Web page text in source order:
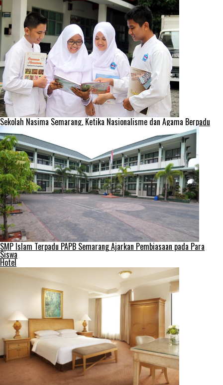
Sekolah Nasima Semarang, Ketika Nasionalisme dan Agama Berpadu
SMP Islam Terpadu PAPB Semarang Ajarkan Pembiasaan pada Para
Siswa
Hotel